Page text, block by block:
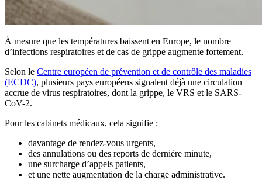
À mesure que les températures baissent en Europe, le nombre
d’infections respiratoires et de cas de grippe augmente fortement.
Selon le Centre européen de prévention et de contrôle des maladies
(ECDC), plusieurs pays européens signalent déjà une circulation
accrue de virus respiratoires, dont la grippe, le VRS et le SARS-
CoV-2.
Pour les cabinets médicaux, cela signifie :
davantage de rendez-vous urgents,
des annulations ou des reports de dernière minute,
une surcharge d’appels patients,
et une nette augmentation de la charge administrative.